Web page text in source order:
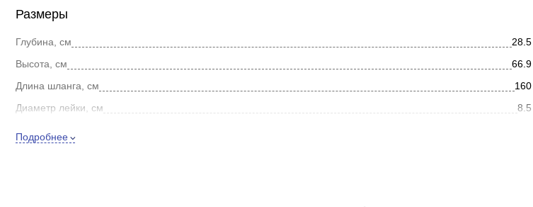
Размеры
Глубина, см
28.5
Высота, см
66.9
Длина шланга, см
160
Диаметр лейки, см
8.5
Внешнее исполнение
Подробнее